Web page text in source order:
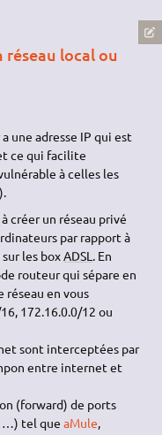
local ou
une adresse IP qui est
ce qui facilite
à celles les
créer un réseau privé
par rapport à
les boxADSL . En
routeur qui sépare en
en vous
172.16.0.0/12 ou
sont interceptées par
entre internet et
(forward) de ports
…) tel queaMule,